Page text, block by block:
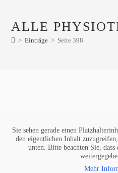
ALLE
> Einträge > Seite 398
Sie sehen gerade einen
den eigentlichen Inhalt
unten. Bitte beachten Sie,
Mehr